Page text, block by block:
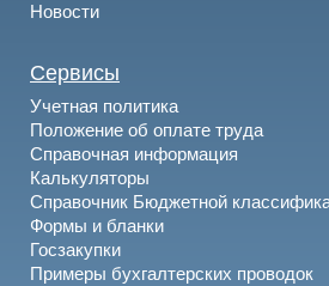
Новости
Сервисы
Учетная политика
Положение об оплате труда
Справочная информация
Калькуляторы
Справочник Бюджетной
Формы и бланки
Госзакупки
Примеры бухгалтерских проводок